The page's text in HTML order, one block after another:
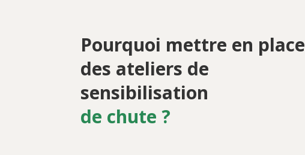
Pourquoi mettre en place
des ateliers de
sensibilisation
de chute ?